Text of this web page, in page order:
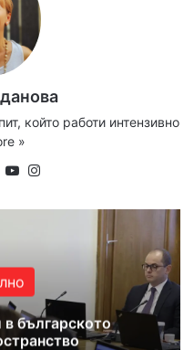
който работи интензивно
»
X
Yo
ub ra
българското